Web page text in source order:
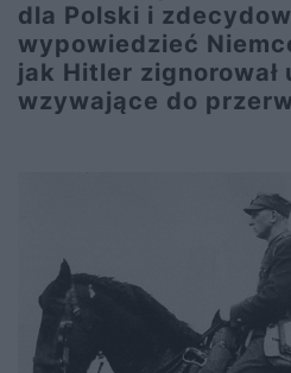
dla Polski i
wypowiedzieć
jak Hitler zignorował
wzywające do